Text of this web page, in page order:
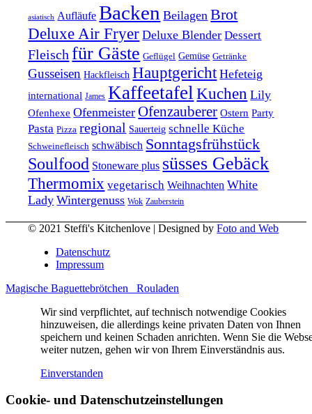
asiatisch Aufläufe Backen Beilagen Brot
Deluxe Air Fryer Deluxe Blender Dessert
Fleisch für Gäste Geflügel Gemüse Getränke
Gusseisen Hackfleisch Hauptgericht Hefeteig
international James Kaffeetafel Kuchen Lily
Ofenhexe Ofenmeister Ofenzauberer Ostern Party
Pasta Pizza regional Sauerteig schnelle Küche
Schweinefleisch schwäbisch Sonntagsfrühstück
Soulfood Stoneware plus süsses Gebäck
Thermomix vegetarisch Weihnachten White
Lady Wintergenuss Wok Zauberstein
© 2021 Steffi's Kitchenlove | Designed byFoto and Web
Datenschutz
Impressum
Magische Baguettebrötchen
Rouladen
Wir sind verpflichtet, auf technisch notwendige Cookies
hinzuweisen, die allerdings keine privaten Daten von Ihnen
speichern und keinen Schaden anrichten. Wenn Sie die
weiter nutzen, gehen wir von Ihrem Einverständnis aus.
Einverstanden
Cookie- und Datenschutzeinstellungen